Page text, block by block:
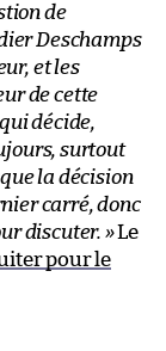
de
Deschamps
et les
de cette
décide,
surtout
la décision
carré, donc
discuter. »Le
pour le